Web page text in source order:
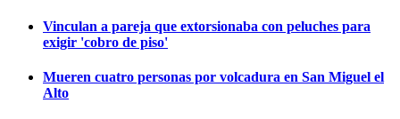
Vinculan a pareja que extorsionaba con peluches para
exigir 'cobro de piso'
Mueren cuatro personas por volcadura en San Miguel el
Alto